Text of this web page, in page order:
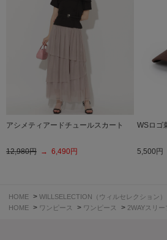
アシメティアードチュールスカート
12,980円 → 6,490円
WSロゴ
5,500円
HOME > WILLSELECTION（ウィルセレクション）
HOME > ワンピース > ワンピース > 2WAYスリ